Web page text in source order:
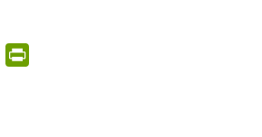
Copy